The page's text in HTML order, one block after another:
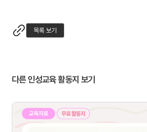
목록 보기
다른 인성교육 활동지 보기